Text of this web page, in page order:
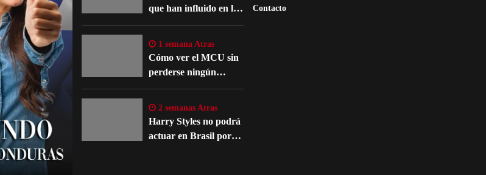
que han influido en la
evolución del teatro
1 semana Atras
Cómo ver el MCU sin
perderse ningún
detalle importante en
2 semanas Atras
Harry Styles no podrá
actuar en Brasil por
Contacto